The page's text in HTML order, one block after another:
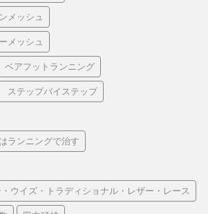
メッシュ
メッシュ
ベアフットランニング
ステップバイステップ
ランニングで治す
ウイズ・トラディショナル・レザー・レース